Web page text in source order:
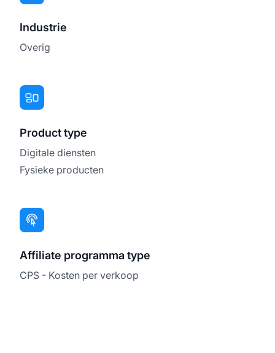
Industrie
Overig
Product type
Digitale diensten
Fysieke producten
Affiliate programma type
CPS - Kosten per verkoop